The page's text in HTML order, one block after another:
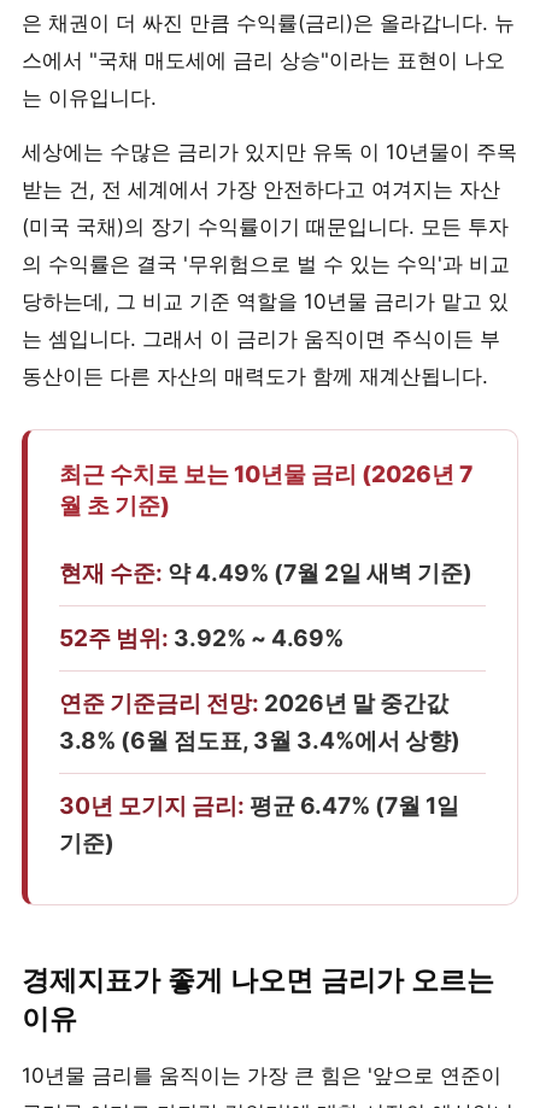
은 채권이 더 싸진 만큼 수익률(금리)은 올라갑니다. 뉴
스에서 "국채 매도세에 금리 상승"이라는 표현이 나오
는 이유입니다.
세상에는 수많은 금리가 있지만 유독 이 10년물이 주목
받는 건, 전 세계에서 가장 안전하다고 여겨지는 자산
(미국 국채)의 장기 수익률이기 때문입니다. 모든 투자
의 수익률은 결국 '무위험으로 벌 수 있는 수익'과 비교
당하는데, 그 비교 기준 역할을 10년물 금리가 맡고 있
는 셈입니다. 그래서 이 금리가 움직이면 주식이든 부
동산이든 다른 자산의 매력도가 함께 재계산됩니다.
최근 수치로 보는 10년물 금리 (2026년 7
월 초 기준)
현재 수준: 약 4.49% (7월 2일 새벽 기준)
52주 범위: 3.92% ~ 4.69%
연준 기준금리 전망: 2026년 말 중간값
3.8% (6월 점도표, 3월 3.4%에서 상향)
30년 모기지 금리: 평균 6.47% (7월 1일
기준)
경제지표가 좋게 나오면 금리가 오르는
이유
10년물 금리를 움직이는 가장 큰 힘은 '앞으로 연준이